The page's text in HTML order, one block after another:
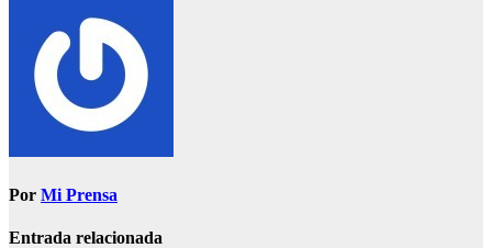
Por Mi Prensa
Entrada relacionada